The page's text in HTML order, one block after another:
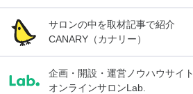
サロンの中を取材記事で紹介
CANARY（カナリー）
企画・開設・運営ノウハウサイト
オンラインサロンLab.